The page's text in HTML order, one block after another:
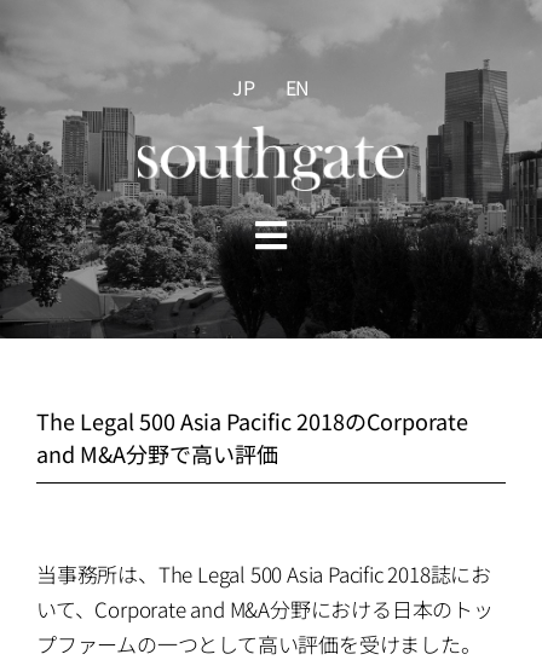
to
JP EN
Toggle
Navigation
HOME
PRACTICE AREAS
CAREERS
The Legal 500 Asia Pacific 2018のCorporate
and M&A分野で高い評価
当事務所は、The Legal 500 Asia Pacific 2018誌にお
いて、Corporate and M&A分野における日本のトッ
プファームの一つとして高い評価を受けました。